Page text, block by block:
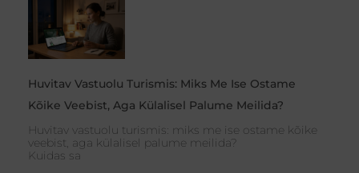
Huvitav Vastuolu Turismis: Miks Me Ise Ostame
Kõike Veebist, Aga Külalisel Palume Meilida?
Huvitav vastuolu turismis: miks me ise ostame kõike
veebist, aga külalisel palume meilida?
Kuidas sa